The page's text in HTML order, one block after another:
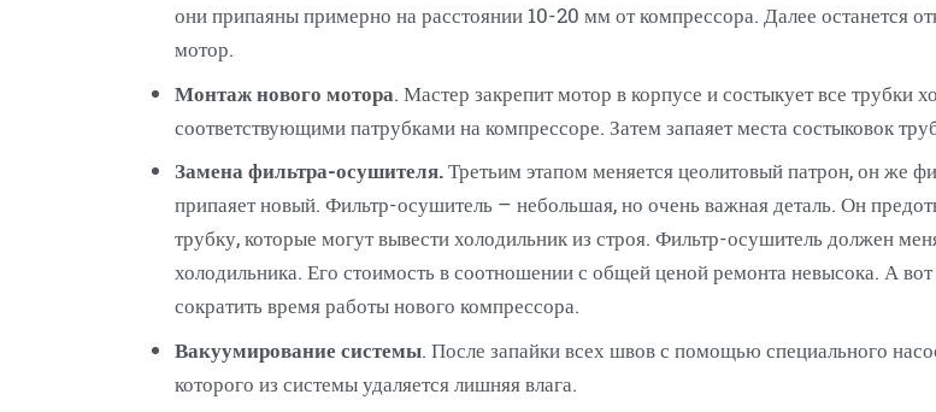
они припаяны примерно на расстоянии 10-20 мм от компрессора. Далее останется
мотор.
Монтаж нового мотора. Мастер закрепит мотор в корпусе и состыкует все
соответствующими патрубками на компрессоре. Затем запаяет места состыковок
Замена фильтра-осушителя.Третьим этапом меняется цеолитовый патрон, он же
припаяет новый. Фильтр-осушитель – небольшая, но очень важная деталь. Он
трубку, которые могут вывести холодильник из строя. Фильтр-осушитель должен
холодильника. Его стоимость в соотношении с общей ценой ремонта невысока. А
сократить время работы нового компрессора.
Вакуумирование системы. После запайки всех швов с помощью специального
которого из системы удаляется лишняя влага.